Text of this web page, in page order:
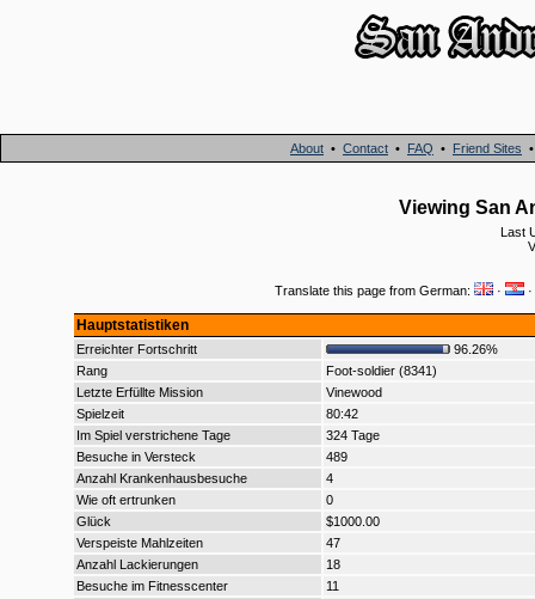
About • Contact • FAQ • Friend Sites
Viewing San
Last
Translate this page from German: · ·
Hauptstatistiken
Erreichter Fortschritt
96.26%
Rang
Foot-soldier (8341)
Letzte Erfüllte Mission
Vinewood
Spielzeit
80:42
Im Spiel verstrichene Tage
324 Tage
Besuche in Versteck
489
Anzahl Krankenhausbesuche
4
Wie oft ertrunken
0
Glück
$1000.00
Verspeiste Mahlzeiten
47
Anzahl Lackierungen
18
Besuche im Fitnesscenter
11